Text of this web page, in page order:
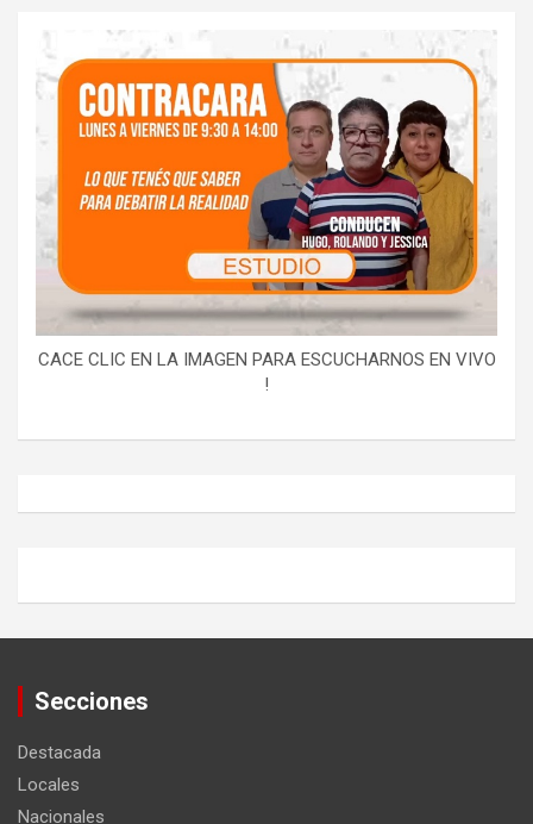
CACE CLIC EN LA IMAGEN PARA ESCUCHARNOS EN VIVO
!
Secciones
Destacada
Locales
Nacionales